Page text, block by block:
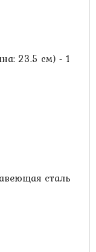
23.5 см) - 1
сталь